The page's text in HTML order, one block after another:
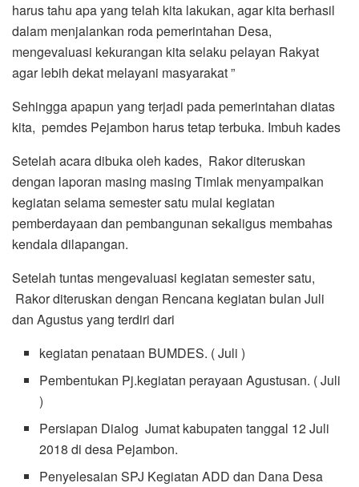
harus tahu apa yang telah kita lakukan, agar kita berhasil
dalam menjalankan roda pemerintahan Desa,
mengevaluasi kekurangan kita selaku pelayan Rakyat
agar lebih dekat melayani masyarakat ”
Sehingga apapun yang terjadi pada pemerintahan diatas
kita, pemdes Pejambon harus tetap terbuka. Imbuh kades
Setelah acara dibuka oleh kades, Rakor diteruskan
dengan laporan masing masing Timlak menyampaikan
kegiatan selama semester satu mulai kegiatan
pemberdayaan dan pembangunan sekaligus membahas
kendala dilapangan.
Setelah tuntas mengevaluasi kegiatan semester satu,
Rakor diteruskan dengan Rencana kegiatan bulan Juli
dan Agustus yang terdiri dari
kegiatan penataan BUMDES. ( Juli )
Pembentukan Pj.kegiatan perayaan Agustusan. ( Juli
)
Persiapan Dialog Jumat kabupaten tanggal 12 Juli
2018 di desa Pejambon.
Penyelesaian SPJ Kegiatan ADD dan Dana Desa